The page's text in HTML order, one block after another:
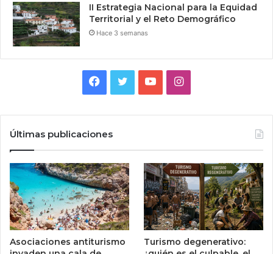
II Estrategia Nacional para la Equidad
Territorial y el Reto Demográfico
Hace 3 semanas
Facebook
TwitterYouTubeInstagram
Últimas publicaciones
Asociaciones antiturismo
Turismo degenerativo: